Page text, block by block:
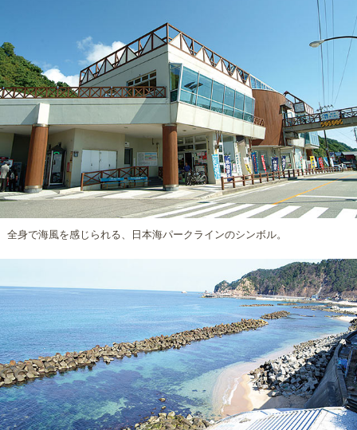
全身で海風を感じられる、日本海パークラインのシンボル。